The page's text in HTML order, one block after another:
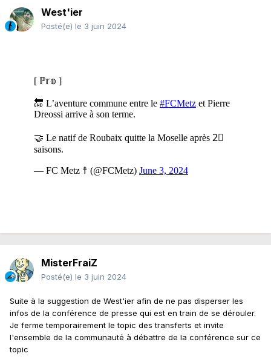
West'ier
Posté(e) le 3 juin 2024
MisterFraiZ
Posté(e) le 3 juin 2024
Suite à la suggestion de West'ier afin de ne pas disperser les
infos de la conférence de presse qui est en train de se dérouler.
Je ferme temporairement le topic des transferts et invite
l'ensemble de la communauté à débattre de la conférence sur ce
topic